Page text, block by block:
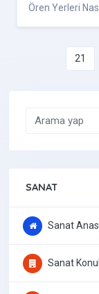
Ören Yerleri
21
SANAT
Sanat
Sanat